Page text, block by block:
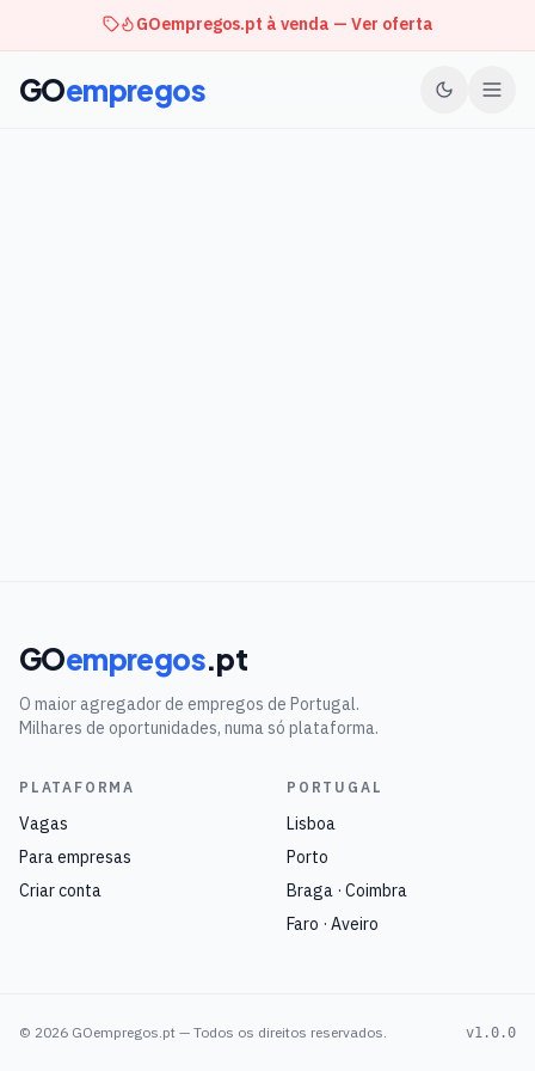
GOempregos.pt à venda — Ver oferta
GOempregos
GOempregos.pt
O maior agregador de empregos de Portugal.
Milhares de oportunidades, numa só plataforma.
PLATAFORMA
Vagas
Para empresas
Criar conta
PORTUGAL
Lisboa
Porto
Braga · Coimbra
Faro · Aveiro
© 2026 GOempregos.pt — Todos os direitos reservados. v1.0.0